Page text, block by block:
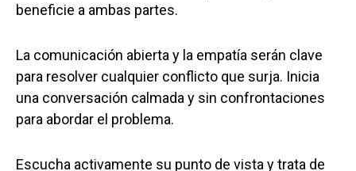
beneficie a ambas partes.
La comunicación abierta y la empatía serán clave
para resolver cualquier conflicto que surja. Inicia
una conversación calmada y sin confrontaciones
para abordar el problema.
Escucha activamente su punto de vista y trata de